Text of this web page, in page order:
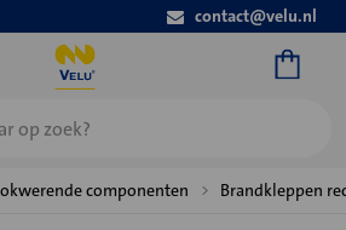
contact@velu.nl
componenten Brandkleppen